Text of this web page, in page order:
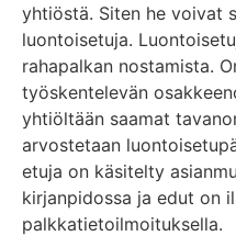
yhtiöstä. Siten he voivat
luontoisetuja.
rahapalkan nostamista.
työskentelevän
yhtiöltään saamat
arvostetaan
etuja on käsitelty
kirjanpidossa ja edut on
palkkatietoilmoituksella.